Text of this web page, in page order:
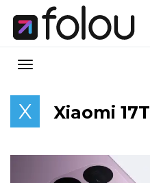
X Xiaomi 17T